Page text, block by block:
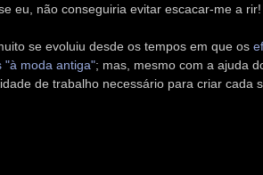
eu, não conseguiria evitar escacar-me a rir!
se evoluiu desde os tempos em que os
"à moda antiga"; mas, mesmo com a ajuda
de trabalho necessário para criar cada